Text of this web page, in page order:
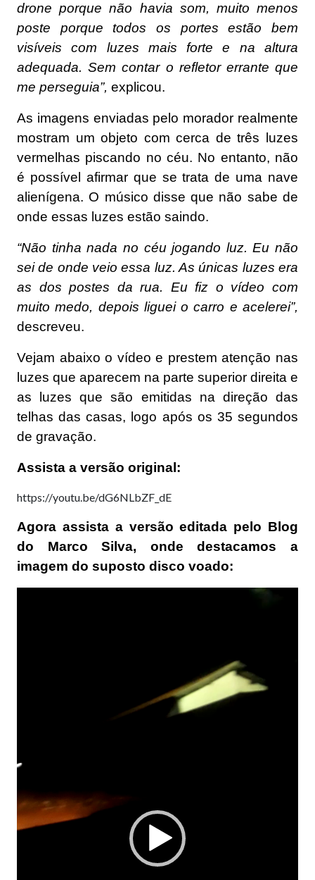
drone porque não havia som, muito menos
poste porque todos os portes estão bem
visíveis com luzes mais forte e na altura
adequada. Sem contar o refletor errante que
me perseguia”, explicou.
As imagens enviadas pelo morador realmente
mostram um objeto com cerca de três luzes
vermelhas piscando no céu. No entanto, não
é possível afirmar que se trata de uma nave
alienígena. O músico disse que não sabe de
onde essas luzes estão saindo.
“Não tinha nada no céu jogando luz. Eu não
sei de onde veio essa luz. As únicas luzes era
as dos postes da rua. Eu fiz o vídeo com
muito medo, depois liguei o carro e acelerei”,
descreveu.
Vejam abaixo o vídeo e prestem atenção nas
luzes que aparecem na parte superior direita e
as luzes que são emitidas na direção das
telhas das casas, logo após os 35 segundos
de gravação.
Assista a versão original:
https://youtu.be/dG6NLbZF_dE
Agora assista a versão editada pelo Blog
do Marco Silva, onde destacamos a
imagem do suposto disco voado: